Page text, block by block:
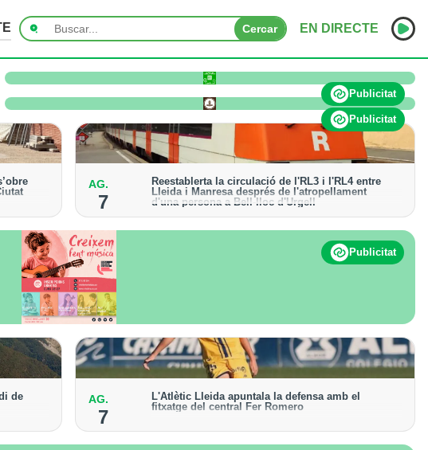
Cercar EN DIRECTE
INICI
NOTÍCIES
PODCASTS
PROGRAMES
ESPORTS
CONTACTE
no pateix afectacions significatives
Publicitat
Publicitat
serveis
AG.
7
Reestablerta la circulació de l'RL3 i l'RL4 entre
Lleida i Manresa després de l'atropellament
d'una persona a Bell-lloc d'Urgell
Els trens aniran recuperant la freqüència de pas
habitual de forma progressiva
Publicitat
de
AG.
7
L'Atlètic Lleida apuntala la defensa amb el
fitxatge del central Fer Romero
Abreu